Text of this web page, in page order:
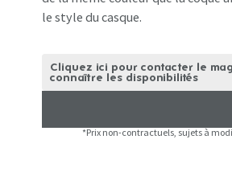
le style du casque.
Cliquez ici pour contacter le
connaître les disponibilités
*Prix non-contractuels, sujets à